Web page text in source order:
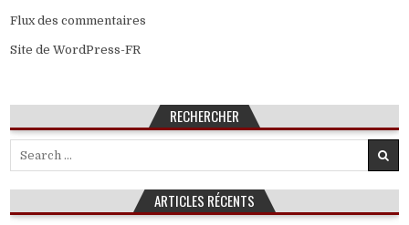
Flux des commentaires
Site de WordPress-FR
RECHERCHER
ARTICLES RÉCENTS